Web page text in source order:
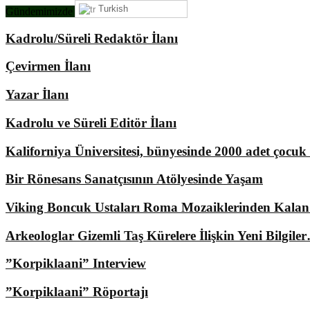
Gündemimizde Ne Var?
Kadrolu/Süreli Redaktör İlanı
Çevirmen İlanı
Yazar İlanı
Kadrolu ve Süreli Editör İlanı
Kaliforniya Üniversitesi, bünyesinde 2000 adet
Bir Rönesans Sanatçısının Atölyesinde Yaşam
Viking Boncuk Ustaları Roma Mozaiklerinden
Arkeologlar Gizemli Taş Kürelere İlişkin Yeni
”Korpiklaani” Interview
”Korpiklaani” Röportajı
Turkish